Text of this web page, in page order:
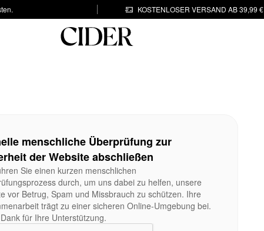
KOSTENLOSER VERSAND AB 39,99 €
menschliche Überprüfung zur
der Website abschließen
Sie einen kurzen menschlichen
durch, um uns dabei zu helfen, unsere
vor Betrug, Spam und Missbrauch zu schützen. Ihre
trägt zu einer sicheren Online-Umgebung bei.
für Ihre Unterstützung.